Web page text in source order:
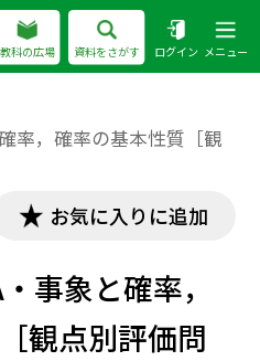
教科の広場 資料をさがす ログイン メニュー
率，確率の基本性質［観
お気に入りに追加
事象と確率，
観点別評価問